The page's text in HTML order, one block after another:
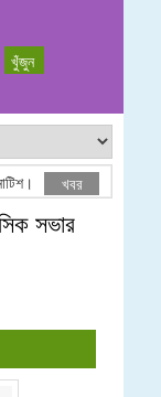
খবর
সভার